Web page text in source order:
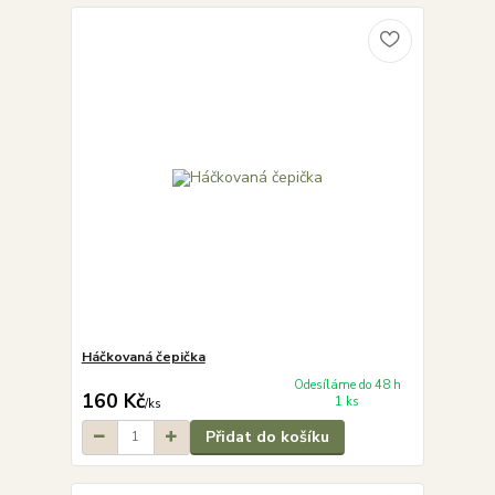
Háčkovaná čepička
160 Kč/ks
Odesíláme do 48 h
1 ks
Přidat do košíku